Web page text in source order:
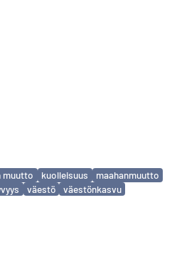
muutto kuolleisuus
maahanmuutto
väestö
väestönkasvu